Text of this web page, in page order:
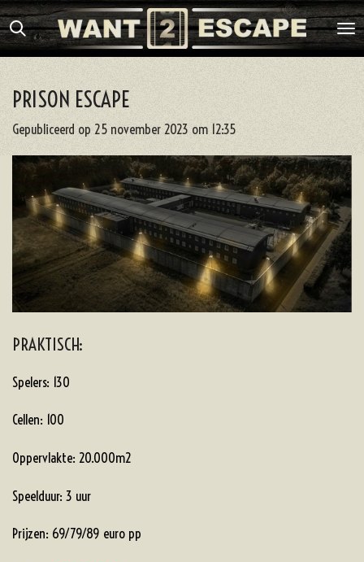
Ga
direct
de
PRISON ESCAPE
Gepubliceerd op 25 november 2023 om 12:35
PRAKTISCH:
Spelers: 130
Cellen: 100
Oppervlakte: 20.000m2
Speelduur: 3 uur
Prijzen: 69/79/89 euro pp